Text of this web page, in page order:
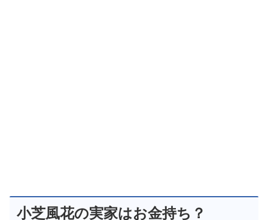
小芝風花の実家はお金持ち？